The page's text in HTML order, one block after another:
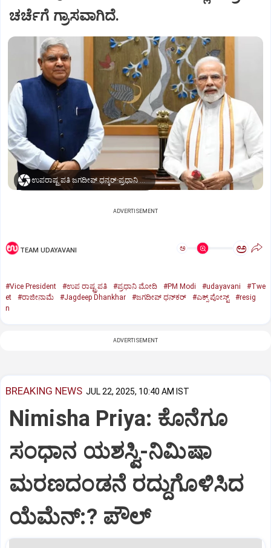
ಚರ್ಚೆಗೆ ಗ್ರಾಸವಾಗಿದೆ.
ಉಪರಾಷ್ಟ್ರಪತಿ ಜಗದೀಪ್‌ ಧನ್ಕರ್-ಪ್ರಧಾನಿ ಮೋದಿ
ADVERTISEMENT
TEAM UDAYAVANI ಅ ಅ
#Vice President #ಉಪ ರಾಷ್ಟ್ರಪತಿ #ಪ್ರಧಾನಿ ಮೋದಿ #PM Modi #udayavani
#Twe
et
#ರಾಜೀನಾಮೆ #Jagdeep Dhankhar #ಜಗದೀಪ್‌ ಧನ್‌ಕರ್‌ #ಎಕ್ಸ್‌ ಪೋಸ್ಟ್
#resig
n
ADVERTISEMENT
BREAKING NEWS JUL 22, 2025, 10:40 AM IST
Nimisha Priya: ಕೊನೆಗೂ
ಸಂಧಾನ ಯಶಸ್ವಿ-ನಿಮಿಷಾ
ಮರಣದಂಡನೆ ರದ್ದುಗೊಳಿಸಿದ
ಯೆಮೆನ್:? ಪೌಲ್